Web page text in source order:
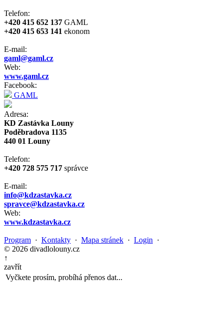
Telefon:
+420 415 652 137 GAML
+420 415 653 141 ekonom
E-mail:
gaml@gaml.cz
Web:
www.gaml.cz
Facebook:
GAML
Adresa:
KD Zastávka Louny
Poděbradova 1135
440 01 Louny
Telefon:
+420 728 575 717 správce
E-mail:
info@kdzastavka.cz
spravce@kdzastavka.cz
Web:
www.kdzastavka.cz
Program · Kontakty · Mapa stránek · Login ·
© 2026 divadlolouny.cz
↑
zavřít
Vyčkete prosím, probíhá přenos dat...